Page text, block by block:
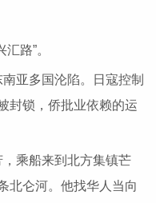
路”。
亚多国沦陷。日寇控制
封锁，侨批业依赖的运
乘船来到北方集镇芒
北仑河。他找华人当向